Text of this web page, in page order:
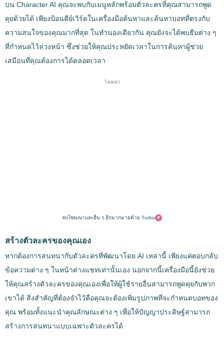
บน Character AI คุณจะพบกับเมนูหลักพร้อมตัวละครที่คุณสามารถพูด
คุยด้วยได้ เพียงป้อนคีย์เวิร์ดในเครื่องมือค้นหาและค้นหาบอทที่ตรงกับ
ความสนใจของคุณมากที่สุด ในทำนองเดียวกัน คุณยังจะได้พบธีมต่าง ๆ
ที่กำหนดไว้ล่วงหน้า ซึ่งช่วยให้คุณประหยัดเวลาในการค้นหาผู้ช่วย
เสมือนที่คุณต้องการได้ตลอดเวลา
โฆษณา
ลบโฆษณาและอื่น ๆ อีกมากมายด้วย Turbo
สร้างตัวละครของคุณเอง
หากต้องการสนทนากับตัวละครที่พัฒนาโดย AI เหล่านี้ เพียงแค่ตอบกลับ
ข้อความต่าง ๆ ในหน้าต่างแชทเท่านั้นเอง นอกจากนี้เครื่องมือนี้ยังช่วย
ให้คุณสร้างตัวละครของคุณเองเพื่อให้ผู้ใช้รายอื่นสามารถพูดคุยกับพวก
เขาได้ สิ่งสำคัญที่ต้องจำไว้คือคุณจะต้องเพิ่มรูปภาพที่จะกำหนดบอทของ
คุณ พร้อมทั้งแนะนำคุณลักษณะต่าง ๆ เพื่อให้ปัญญาประดิษฐ์สามารถ
สร้างการสนทนาแบบเฉพาะตัวละครได้